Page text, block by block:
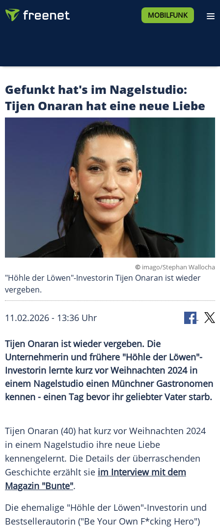
MOBILFUNK
Gefunkt hat's im Nagelstudio:
Tijen Onaran hat eine neue Liebe
© imago/Stephan Wallocha
"Höhle der Löwen"-Investorin Tijen Onaran ist wieder
vergeben.
11.02.2026 - 13:36 Uhr
Tijen Onaran ist wieder vergeben. Die
Unternehmerin und frühere "Höhle der Löwen"-
Investorin lernte kurz vor Weihnachten 2024 in
einem Nagelstudio einen Münchner Gastronomen
kennen - einen Tag bevor ihr geliebter Vater starb.
Tijen Onaran (40) hat kurz vor Weihnachten 2024
in einem Nagelstudio ihre neue Liebe
kennengelernt. Die Details der überraschenden
Geschichte erzählt sie im Interview mit dem
Magazin "Bunte".
Die ehemalige "Höhle der Löwen"-Investorin und
Bestsellerautorin ("Be Your Own F*cking Hero")